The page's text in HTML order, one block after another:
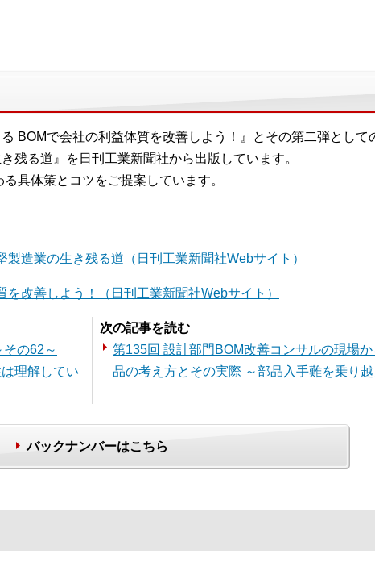
BOMで会社の利益体質を改善しよう！』とその第二弾として
る道』を日刊工業新聞社から出版しています。
具体策とコツをご提案しています。
造業の生き残る道（日刊工業新聞社Webサイト）
改善しよう！（日刊工業新聞社Webサイト）
の62～
理解してい
次の記事を読む
第135回 設計部門BOM改善コンサルの現場
品の考え方とその実際 ～部品入手難を乗り
バックナンバーはこちら